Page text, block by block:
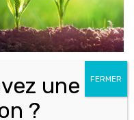
essentielle pour la
de la préserver. En
non seulement